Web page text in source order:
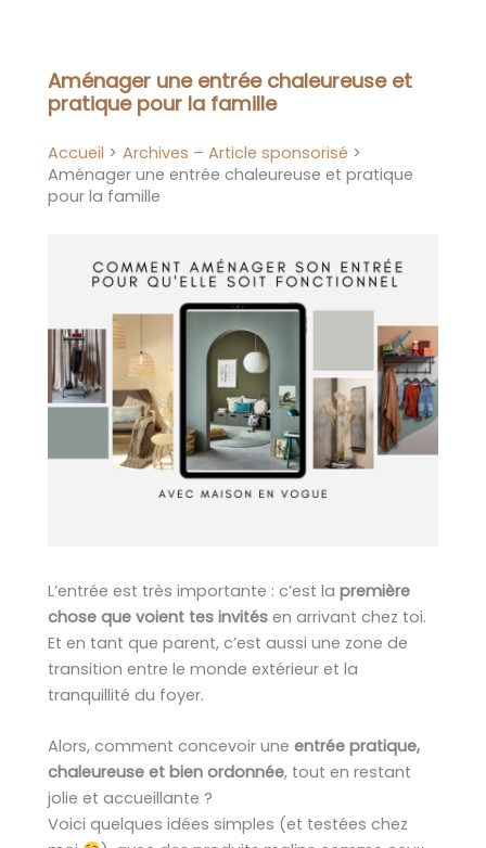
Aménager une entrée chaleureuse et
pratique pour la famille
Accueil
Archives – Article sponsorisé
Aménager une entrée chaleureuse et pratique
pour la famille
L’entrée est très importante : c’est la première
chose que voient tes invités en arrivant chez toi.
Et en tant que parent, c’est aussi une zone de
transition entre le monde extérieur et la
tranquillité du foyer.
Alors, comment concevoir une entrée pratique,
chaleureuse et bien ordonnée, tout en restant
jolie et accueillante ?
Voici quelques idées simples (et testées chez